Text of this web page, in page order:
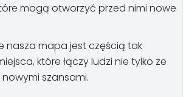
mogą otworzyć przed nimi nowe
nasza mapa jest częścią tak
które łączy ludzi nie tylko ze
szansami.